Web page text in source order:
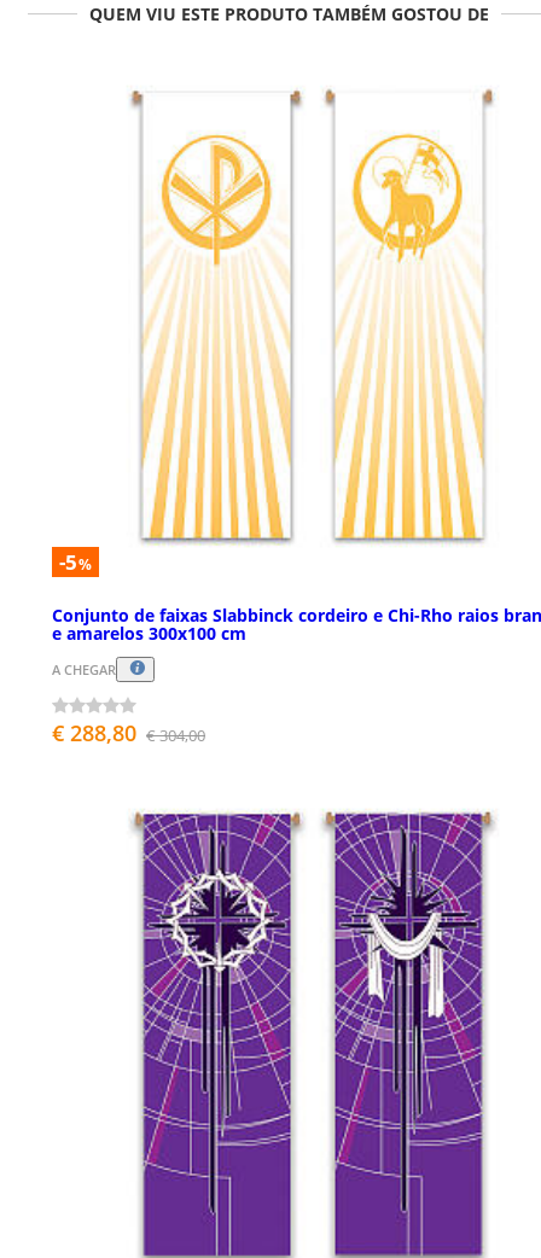
QUEM VIU ESTE PRODUTO TAMBÉM GOSTOU DE
-5%
Conjunto de faixas Slabbinck cordeiro e Chi-Rho raios
e amarelos 300x100 cm
A CHEGAR
€ 288,80 € 304,00